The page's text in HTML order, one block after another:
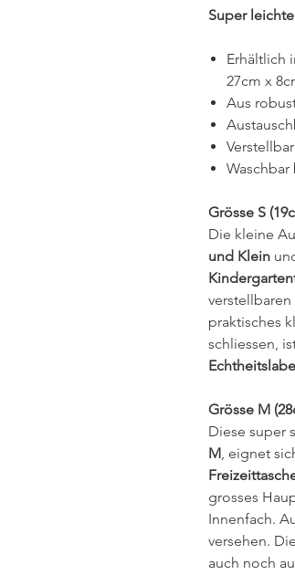
Super
Erhältlich
27cm x
Aus
Waschbar
Grösse S
Die kleine
und Klein
praktisches
schliessen,
Grösse M
Diese super
M, eignet
grosses
Innenfach.
versehen.
auch noch